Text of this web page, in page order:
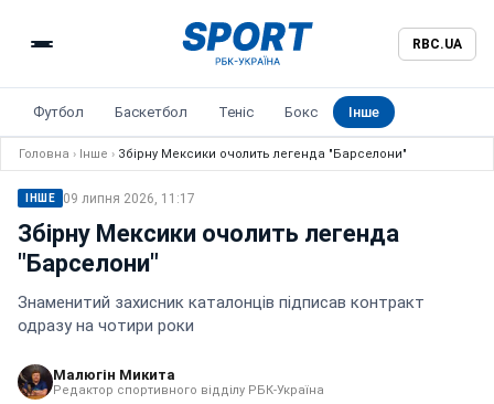
RBC.UA
Футбол Баскетбол Теніс Бокс Інше
Головна › Інше › Збірну Мексики очолить легенда "Барселони"
ІНШЕ 09 липня 2026, 11:17
Збірну Мексики очолить легенда
"Барселони"
Знаменитий захисник каталонців підписав контракт
одразу на чотири роки
Малюгін Микита
Редактор спортивного відділу РБК-Україна